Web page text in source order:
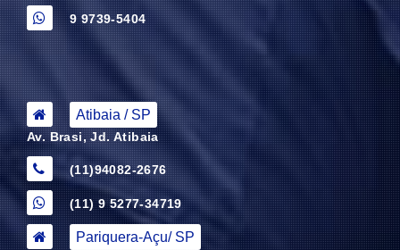
9 9739-5404
Atibaia / SP
Av. Brasi, Jd. Atibaia
(11)94082-2676
(11) 9 5277-34719
Pariquera-Açu/ SP